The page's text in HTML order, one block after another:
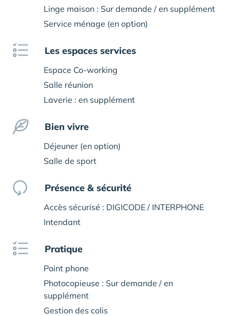
Linge maison : Sur demande / en supplément
Service ménage (en option)
Les espaces services
Espace Co-working
Salle réunion
Laverie : en supplément
Bien vivre
Déjeuner (en option)
Salle de sport
Présence & sécurité
Accès sécurisé : DIGICODE / INTERPHONE
Intendant
Pratique
Point phone
Photocopieuse : Sur demande / en
supplément
Gestion des colis